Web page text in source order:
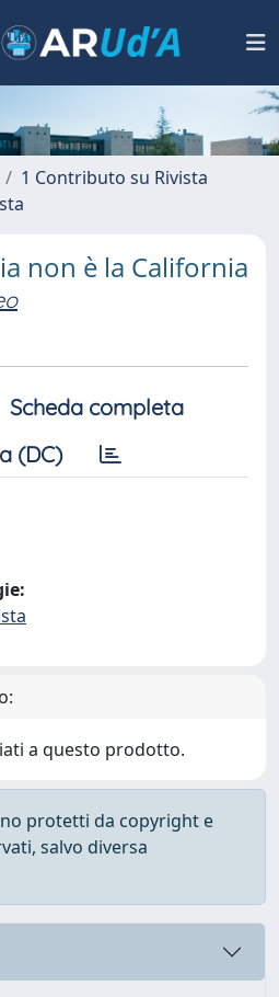
1 Contributo su Rivista
non è la California
Scheda completa
(DC)
a questo prodotto.
protetti da copyright e
salvo diversa